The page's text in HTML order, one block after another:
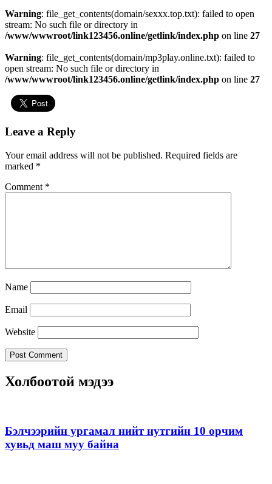
Warning: file_get_contents(domain/sexxx.top.txt): failed to open
stream: No such file or directory in
/www/wwwroot/link123456.online/getlink/index.php on line 27
Warning: file_get_contents(domain/mp3play.online.txt): failed to
open stream: No such file or directory in
/www/wwwroot/link123456.online/getlink/index.php on line 27
Leave a Reply
Your email address will not be published. Required fields are
marked *
Comment *
Name
Email
Website
Холбоотой мэдээ
Бэлчээрийн ургамал нийт нутгийн 10 орчим
хувьд маш муу байна